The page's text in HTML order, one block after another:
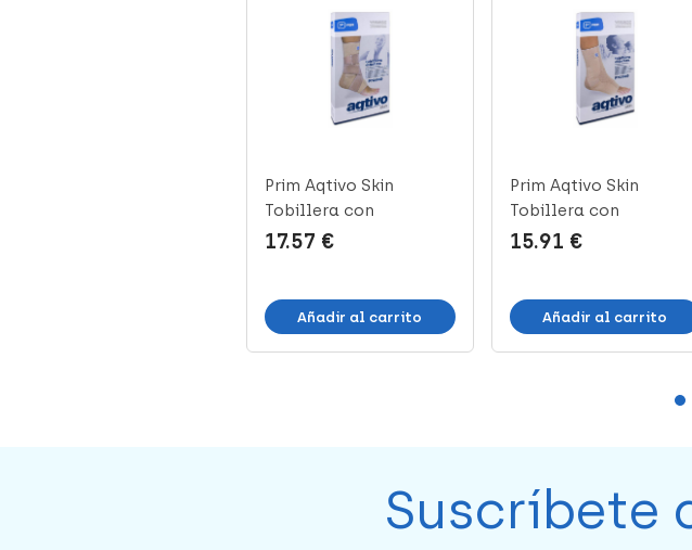
Prim Aqtivo Skin
Tobillera con
Almohadillas Tall...
17.57 €
Añadir al carrito
Prim Aqtivo Skin
Tobillera con
Almohadillas Tall...
15.91 €
Añadir al carrito
Suscríbete